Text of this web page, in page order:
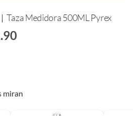
B
Taza Medidora 500ML Pyrex
miran